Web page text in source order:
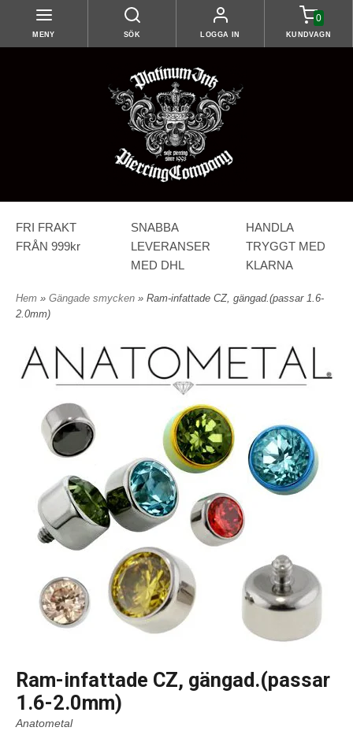
MENY SÖK LOGGA IN
0
KUNDVAGN
FRI FRAKT
FRÅN 999kr
SNABBA
LEVERANSER
MED DHL
HANDLA
TRYGGT MED
KLARNA
Hem » Gängade smycken » Ram-infattade CZ, gängad.(passar 1.6-
2.0mm)
Ram-infattade CZ, gängad.(passar
1.6-2.0mm)
Anatometal